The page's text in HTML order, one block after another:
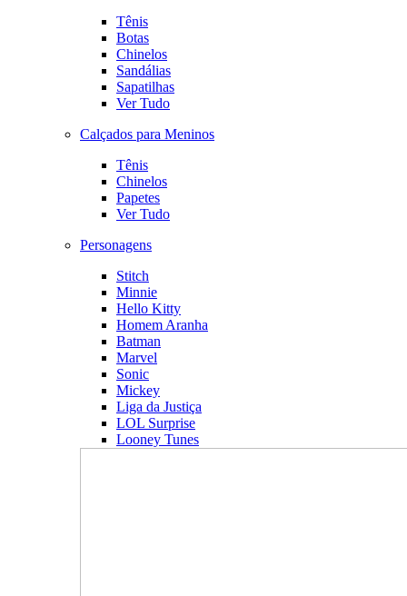
Tênis
Botas
Chinelos
Sandálias
Sapatilhas
Ver Tudo
Calçados para Meninos
Tênis
Chinelos
Papetes
Ver Tudo
Personagens
Stitch
Minnie
Hello Kitty
Homem Aranha
Batman
Marvel
Sonic
Mickey
Liga da Justiça
LOL Surprise
Looney Tunes